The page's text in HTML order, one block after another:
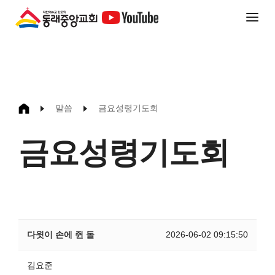
말씀 금요성령기도회
금요성령기도회
다윗이 손에 쥔 돌 2026-06-02 09:15:50
김요준